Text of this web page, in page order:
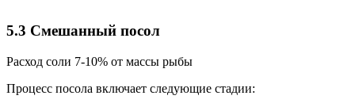
5.3 Смешанный посол
Расход соли 7-10% от массы рыбы
Процесс посола включает следующие стадии: